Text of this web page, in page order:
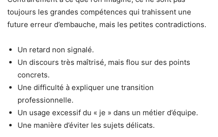
toujours les grandes compétences qui trahissent une
future erreur d’embauche, mais les petites contradictions.
Un retard non signalé.
Un discours très maîtrisé, mais flou sur des points
concrets.
Une difficulté à expliquer une transition
professionnelle.
Un usage excessif du « je » dans un métier d’équipe.
Une manière d’éviter les sujets délicats.